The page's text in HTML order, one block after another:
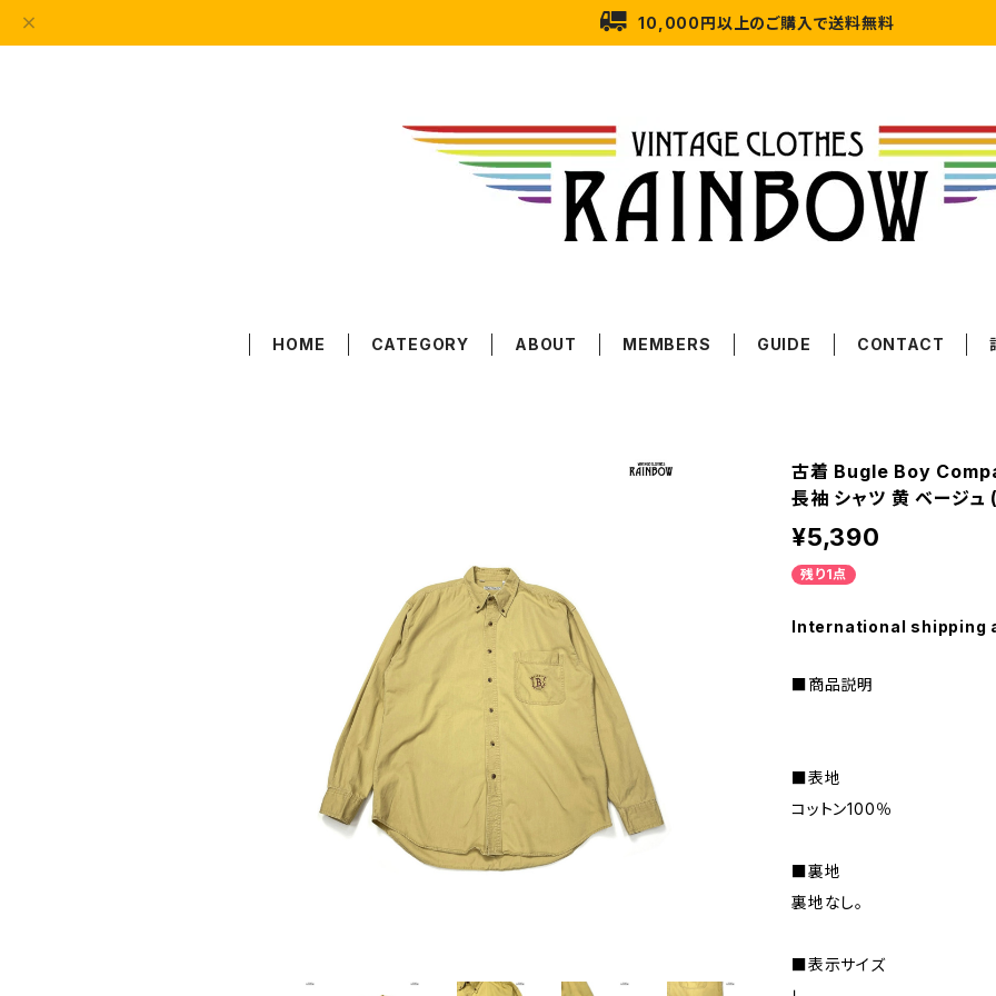
10,000円以上のご購入で送料無料
HOME CATEGORY ABOUT MEMBERS GUIDE CONTACT
古着 Bugle Boy
長袖 シャツ 黄 ベージ
¥5,390
残り1点
International shipping
■商品説明
■表地
コットン100％
■裏地
裏地なし。
■表示サイズ